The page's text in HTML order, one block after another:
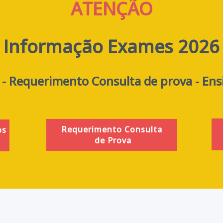
ATENÇÃO
Informação Exames 2026
Requerimento Consulta de prova -
Requerimento Consulta
de Prova